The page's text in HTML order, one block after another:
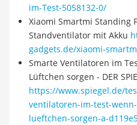
im-Test-5058132-0/
Xiaomi Smartmi Standing
Standventilator mit Akku
gadgets.de/xiaomi-
Smarte Ventilatoren im
Lüftchen sorgen - DER
https://www.spiegel.de/
ventilatoren-im-test-
lueftchen-sorgen-a-